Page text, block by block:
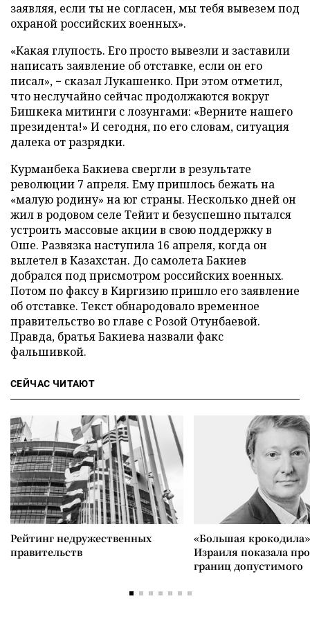
заявляя, если ты не согласен, мы тебя вывезем под
охраной российских военных».
«Какая глупость. Его просто вывезли и заставили
написать заявление об отставке, если он его
писал», − сказал Лукашенко. При этом отметил,
что неслучайно сейчас продолжаются вокруг
Бишкека митинги с лозунгами: «Верните нашего
президента!» И сегодня, по его словам, ситуация
далека от разрядки.
Курманбека Бакиева свергли в результате
революции 7 апреля. Ему пришлось бежать на
«малую родину» на юг страны. Несколько дней он
жил в родовом селе Тейит и безуспешно пытался
устроить массовые акции в свою поддержку в
Оше. Развязка наступила 16 апреля, когда он
вылетел в Казахстан. До самолета Бакиев
добрался под присмотром российских военных.
Потом по факсу в Киргизию пришло его заявление
об отставке. Текст обнародовало временное
правительство во главе с Розой Отунбаевой.
Правда, братья Бакиева назвали факс
фальшивкой.
СЕЙЧАС ЧИТАЮТ
Рейтинг недружественных
правительств
«Большая
Израиля показала
границ допустимого